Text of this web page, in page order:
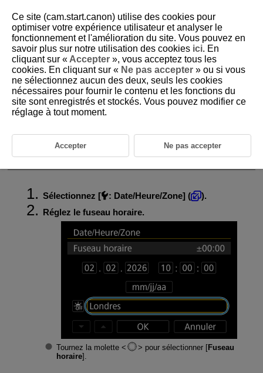
D388-209
Date/Heure/Zone
Lorsque vous mettez l'appareil photo sous tension pour la première fois
ou si la date/heure/zone a été réinitialisée, suivez ces étapes pour régler
d'abord le fuseau horaire.
réglage au besoin à l'avenir pour que la date/heure soit actualisée en
conséquence.
Étant donné que les informations de la date et heure de prise de vue
Sélectionnez [ : Date/Heure/Zone] (
).
Réglez le fuseau horaire.
Tournez la molette pour sélectionner [Fuseau
horaire].
Ce site (cam.start.canon) utilise des cookies pour
optimiser votre expérience utilisateur et analyser le
fonctionnement et l'amélioration du site. Vous pouvez en
savoir plus sur notre utilisation des cookies ici. En
cliquant sur « Accepter », vous acceptez tous les
cookies. En cliquant sur « Ne pas accepter » ou si vous
ne sélectionnez aucun des deux, seuls les cookies
nécessaires pour fournir le contenu et les fonctions du
site sont enregistrés et stockés. Vous pouvez modifier ce
réglage à tout moment.
Accepter Ne pas accepter